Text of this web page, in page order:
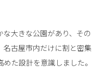
大きな公園があり、その
名古屋市内だけに割と密集
た設計を意識しました。